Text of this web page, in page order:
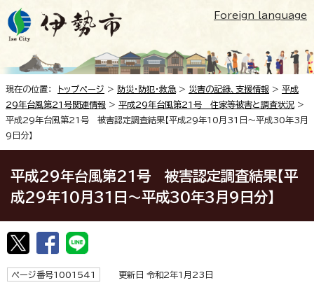
Foreign language
現在の位置： トップページ > 防災・防犯・救急 > 災害の記録、支援情報 > 平成
29年台風第21号関連情報 > 平成29年台風第21号 住家等被害と調査状況 >
平成29年台風第21号 被害認定調査結果【平成29年10月31日～平成30年3月
9日分】
平成29年台風第21号 被害認定調査結果【平
成29年10月31日～平成30年3月9日分】
ページ番号1001541 更新日 令和2年1月23日